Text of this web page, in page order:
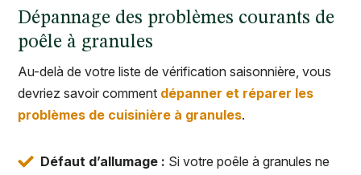
Dépannage des problèmes courants de
poêle à granules
Au-delà de votre liste de vérification saisonnière, vous
devriez savoir comment dépanner et réparer les
problèmes de cuisinière à granules.
Défaut d’allumage : Si votre poêle à granules ne